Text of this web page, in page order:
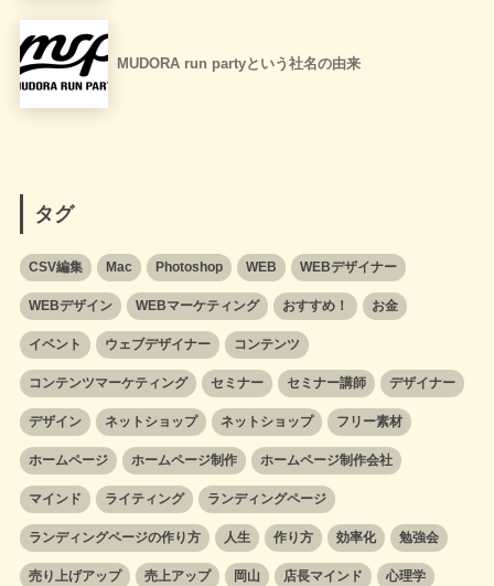
MUDORA run partyという社名の由来
タグ
CSV編集 Mac Photoshop WEB WEBデザイナー
WEBデザイン WEBマーケティング おすすめ！ お金
イベント ウェブデザイナー コンテンツ
コンテンツマーケティング セミナー セミナー講師 デザイナー
デザイン ネットショップ ネットショップ フリー素材
ホームページ ホームページ制作 ホームページ制作会社
マインド ライティング ランディングページ
ランディングページの作り方 人生 作り方 効率化 勉強会
売り上げアップ 売上アップ 岡山 店長マインド 心理学